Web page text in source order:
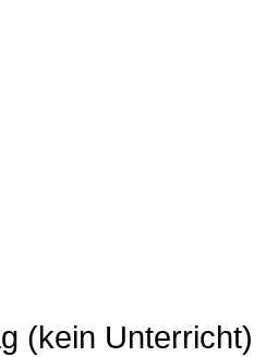
(kein Unterricht)